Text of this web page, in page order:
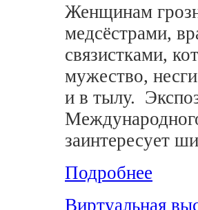
Женщинам
медсёстрами,
связистками,
мужество,
и в тылу.
заинтересует
Подробнее
Виртуальная